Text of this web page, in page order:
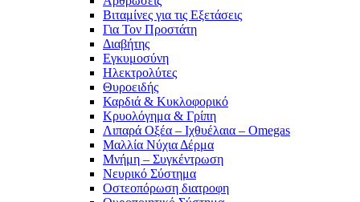
Βιταμίνες για τις Εξετάσεις
Για Τον Προστάτη
Διαβήτης
Εγκυμοσύνη
Ηλεκτρολύτες
Θυροειδής
Καρδιά & Κυκλοφορικό
Κρυολόγημα & Γρίπη
Λιπαρά Οξέα – Ιχθυέλαια – Omegas
Μαλλία Νύχια Δέρμα
Μνήμη – Συγκέντρωση
Νευρικό Σύστημα
Οστεοπόρωση διατροφη